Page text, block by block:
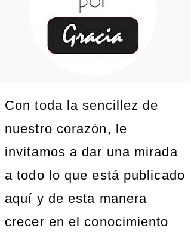
Con toda la sencillez de
nuestro corazón, le
invitamos a dar una mirada
a todo lo que está publicado
aquí y de esta manera
crecer en el conocimiento